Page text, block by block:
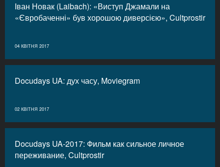
Іван Новак (Laibach): «Виступ Джамали на
«Євробаченні» був хорошою диверсією», Cultprostir
04 КВІТНЯ 2017
Docudays UA: дух часу, Moviegram
02 КВІТНЯ 2017
Docudays UA-2017: Фильм как сильное личное
переживание, Cultprostir